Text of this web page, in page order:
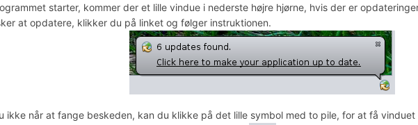
starter, kommer der et lille vindue i nederste højre hjørne, hvis der er
at opdatere, klikker du på linket og følger instruktionen.
ikke når at fange beskeden, kan du klikke på det lille symbol med to pile, for at få